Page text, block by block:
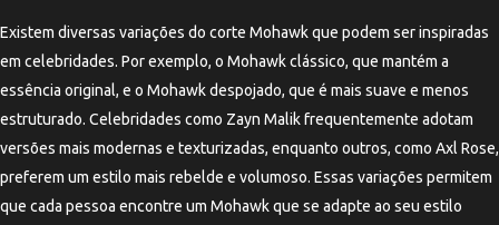
Existem diversas variações do corte Mohawk que podem ser inspiradas
em celebridades. Por exemplo, o Mohawk clássico, que mantém a
essência original, e o Mohawk despojado, que é mais suave e menos
estruturado. Celebridades como Zayn Malik frequentemente adotam
versões mais modernas e texturizadas, enquanto outros, como Axl Rose,
preferem um estilo mais rebelde e volumoso. Essas variações permitem
que cada pessoa encontre um Mohawk que se adapte ao seu estilo